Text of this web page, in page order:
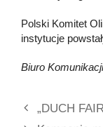
Polski Komitet
instytucje
Biuro
„DUCH